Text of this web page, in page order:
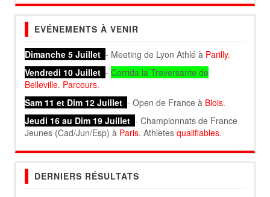
EVÉNEMENTS À VENIR
Dimanche 5 Juillet - Meeting de Lyon Athlé à Parilly.
Vendredi 10 Juillet - Corrida la Traversante de
Belleville. Parcours.
Sam 11 et Dim 12 Juillet - Open de France à Blois.
Jeudi 16 au Dim 19 Juillet - Championnats de France
Jeunes (Cad/Jun/Esp) à Paris. Athlètes qualifiables.
DERNIERS RÉSULTATS